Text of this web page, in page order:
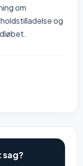
om
og
sag?